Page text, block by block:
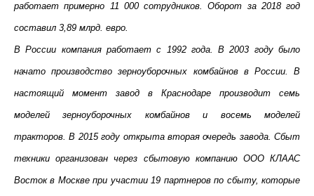
работает примерно 11 000 сотрудников.Оборот за 2018 год
составил 3,89 млрд. евро.
В России компания работает с 1992 года. В 2003 году было
начато производство зерноуборочных комбайнов в России. В
настоящий момент завод в Краснодаре производит семь
моделей зерноуборочных комбайнов и восемь моделей
тракторов. В 2015 году открыта вторая очередь завода. Сбыт
техники организован через сбытовую компанию ООО КЛААС
Восток в Москве при участии 19 партнеров по сбыту, которые